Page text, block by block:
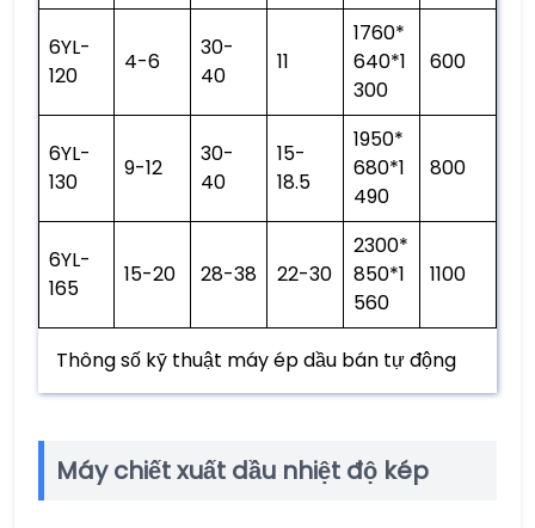
6YL-
120
4-6
30-
40
11
1760*
640*1
300
600
6YL-
130
9-12
30-
40
15-
18.5
1950*
680*1
490
800
6YL-
165
15-20 28-38 22-30
2300*
850*1
560
1100
Thông số kỹ thuật máy ép dầu bán tự động
Máy chiết xuất dầu nhiệt độ kép